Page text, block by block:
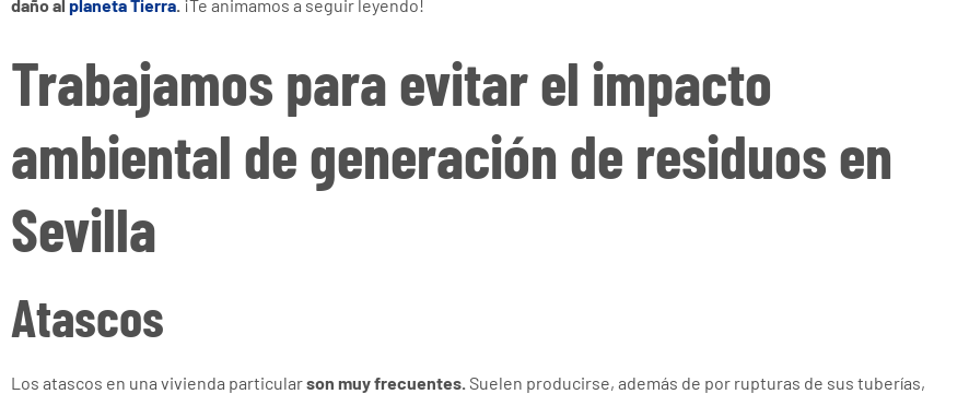
daño al planeta Tierra. ¡Te animamos a seguir leyendo!
Trabajamos para evitar el impacto
ambiental de generación de residuos en
Sevilla
Atascos
Los atascos en una vivienda particularson muy frecuentes. Suelen producirse, además de por rupturas de sus tuberías,